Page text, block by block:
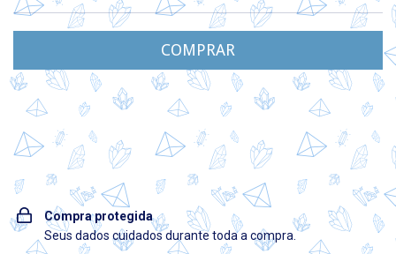
Entregas para o CEP: ALTERAR CEP
Compra protegida
Seus dados cuidados durante toda a compra.